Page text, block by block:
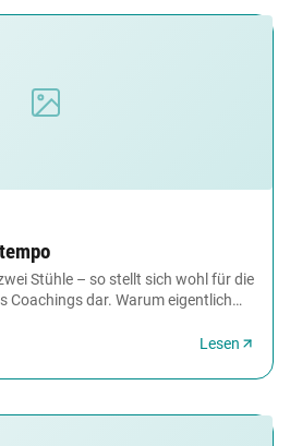
Stühle – so stellt sich wohl für die
Coachings dar. Warum eigentlich
Lesen